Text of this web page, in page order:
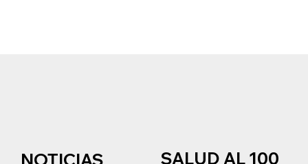
NOTICIAS SALUD AL 100